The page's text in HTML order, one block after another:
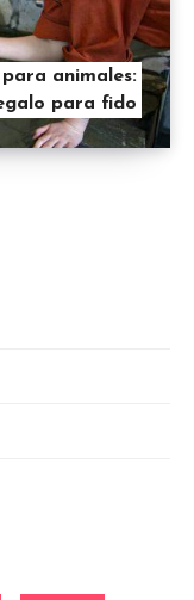
animales:
para fido